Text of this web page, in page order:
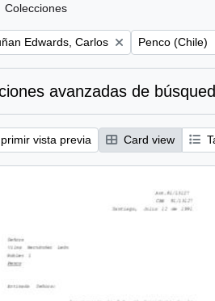
Colecciones
filter:
Edwards, Carlos Remove filter:
Penco (Chile)
avanzadas de
vista previa Card view